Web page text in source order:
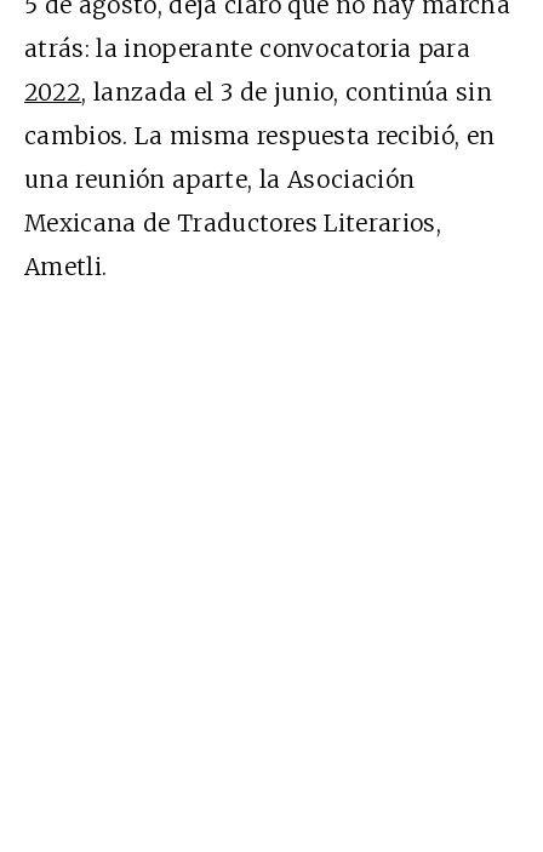
atrás: la inoperante convocatoria para
2022, lanzada el 3 de junio, continúa sin
cambios. La misma respuesta recibió, en
una reunión aparte, la Asociación
Mexicana de Traductores Literarios,
Ametli.